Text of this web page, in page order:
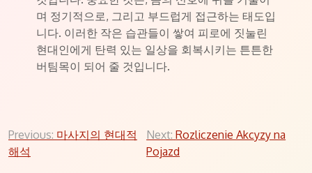
며 정기적으로, 그리고 부드럽게 접근하는 태도입
니다. 이러한 작은 습관들이 쌓여 피로에 짓눌린
현대인에게 탄력 있는 일상을 회복시키는 튼튼한
버팀목이 되어 줄 것입니다.
Post
navigation
Previous: 마사지의 현대적
해석
Next: Rozliczenie Akcyzy na
Pojazd